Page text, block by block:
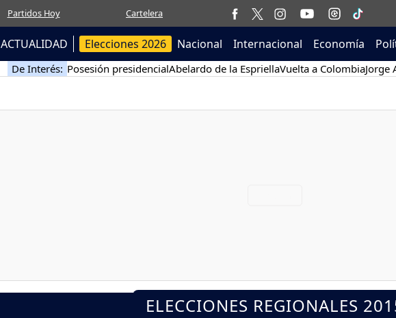
Partidos Hoy Cartelera
ACTUALIDAD Elecciones 2026 Nacional Internacional Economía
De Interés: Posesión presidencialAbelardo de la EspriellaVuelta a ColombiaJorge
ELECCIONES REGIONALES